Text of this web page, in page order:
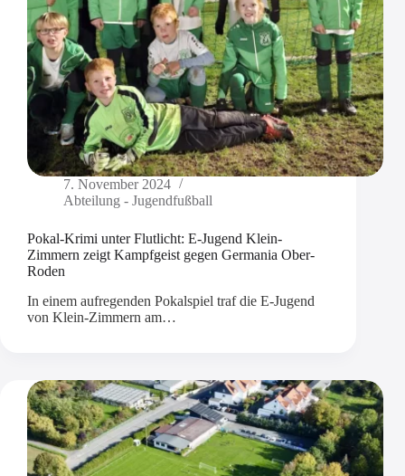
7. November 2024
Abteilung - Jugendfußball
Pokal-Krimi unter Flutlicht: E-Jugend Klein-
Zimmern zeigt Kampfgeist gegen Germania Ober-
Roden
In einem aufregenden Pokalspiel traf die E-Jugend
von Klein-Zimmern am…